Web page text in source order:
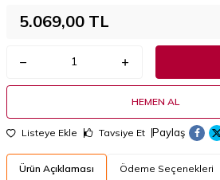
5.069,00 TL
HEMEN AL
Listeye Ekle Tavsiye Et Paylaş
Ürün Açıklaması Ödeme Seçenekleri